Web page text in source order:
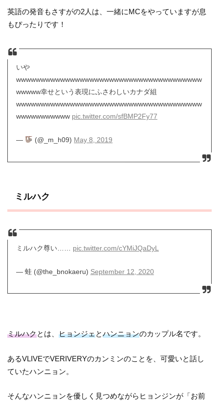
英語の発音もさすがの2人は、一緒にMCをやっていますが息
もぴったりです！
いや
wwwwwwwwwwwwwwwwwwwwwwwwwwwwwwwwwwwwww
wwwww幸せという表現にふさわしいカナダ組
wwwwwwwwwwwwwwwwwwwwwwwwwwwwwwwwwwwwww
wwwwwwwwwww pic.twitter.com/sfBMP2Fy77
— (@_m_h09) May 8, 2019
ミルハク
ミルハク尊い…… pic.twitter.com/cYMiJQaDyL
— 蛙 (@the_bnokaeru) September 12, 2020
ミルハクとは、ヒョンジェとハンニョンのカップル名です。
あるVLIVEでVERIVERYのカンミンのことを、可愛いと話し
ていたハンニョン。
そんなハンニョンを優しく見つめながらヒョンジンが「お前